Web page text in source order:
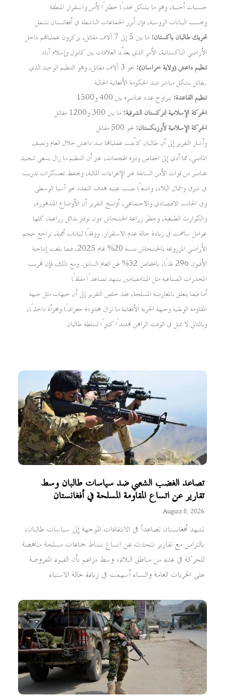
تصاعد الغضب الشعبي ضد سياسات طالبان وسط
تقارير عن اتساع المقاومة المسلحة في أفغانستان
August 8, 2026
تشهد أفغانستان تصاعداً في الانتقادات الموجهة إلى سياسات طالبان،
بالتزامن مع تقارير تتحدث عن اتساع نشاط جماعات مسلحة مناهضة
للحركة في عدد من مناطق البلاد، وسط مزاعم بأن القيود المفروضة
على الحريات العامة والنساء أسهمت في زيادة حالة الاستياء
جنسيات أجنبية، وهو ما يشكل تحديًا خطيرًا لأمن واستقرار المنطقة
وبحسب البيانات الروسية، فإن أبرز الجماعات الناشطة في أفغانستان تشمل
تحريك طالبان باكستان:
ما بين 5 إلى 7 آلاف مقاتل، يركزون عملياتهم داخل
الأراضي الباكستانية، الأمر الذي يعقّد العلاقات بين كابول وإسلام آباد
تنظيم داعش (ولاية خراسان):
نحو 3 آلاف مقاتل، وهو التنظيم الوحيد الذي
يقاتل بشكل مباشر ضد الحكومة الأفغانية الحالية.
تنظيم القاعدة:يتراوح عدد عناصره بين 400 و1500
الحركة الإسلامية لتركستان الشرقية:ما بين 300 و1200 مقاتل
الحركة الإسلامية لأوزبكستان:نحو 500 مقاتل
وأشار التقرير إلى أن طالبان كثّفت عملياتها ضد داعش خلال العام ونصف
الماضي، مما أدى إلى انخفاض وتيرة الهجمات، غير أن التنظيم ما زال يسعى لتجنيد
عناصر من قوات الأمن السابقة عبر الإغراءات المالية، ويحتفظ بمعسكرات تدريب
في شرق وشمال البلاد، واضعًا نصب عينيه هدف التمدد نحو آسيا الوسطى
وفي الجانب الاقتصادي والاجتماعي، أوضح التقرير أن الأوضاع المتدهورة،
والكوارث الطبيعية، وحظر زراعة الخشخاش دون توفير بدائل زراعية، كلها
عوامل ساهمت في زيادة حالة عدم الاستقرار. ووفقًا لبيانات أممية، تراجع حجم
الأراضي المزروعة بالخشخاش بنسبة 20% عام 2025، فيما بلغت إنتاجية
الأفيون 296 طنًا، بانخفاض 32% عن العام السابق. ومع ذلك، فإن تهريب
المخدرات الصناعية مثل الميثامفيتامين يشهد تصاعدًا مقلقًا
أما فيما يتعلق بالمعارضة المسلحة، فقد خلص التقرير إلى أن جبهات مثل جبهة
المقاومة الوطنية وجبهة الحرية الأفغانية ما تزال محدودة جغرافيًا ومجزأة داخليًا،
وبالتالي لا تمثل في الوقت الراهن تهديدًا كبيرًا لسلطة طالبان